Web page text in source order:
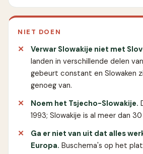
NIET DOEN
Verwar Slowakije niet met
landen in verschillende delen
gebeurt constant en Slowaken
genoeg van.
Noem het Tsjecho-Slowakije.
1993; Slowakije is al meer dan 30
Ga er niet van uit dat alles
Europa. Buschema's op het